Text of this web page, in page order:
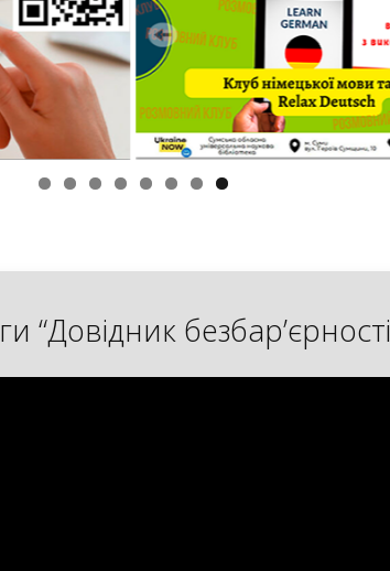
“Довідник безбар’єрності